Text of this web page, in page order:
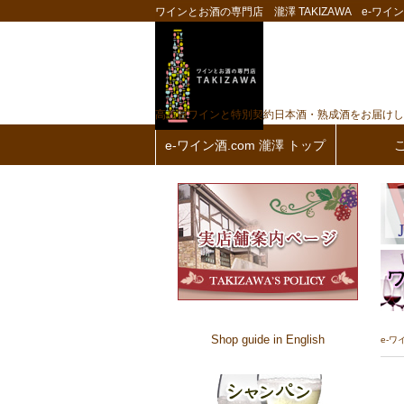
ワインとお酒の専門店 瀧澤 TAKIZAWA e-ワイ
高品質ワインと特別契約日本酒・熟成酒をお届け
e-ワイン酒.com 瀧澤 トップ
e-ワ
Shop guide in English